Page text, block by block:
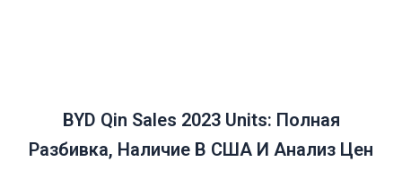
BYD Qin Sales 2023 Units: Полная
Разбивка, Наличие В США И Анализ Цен